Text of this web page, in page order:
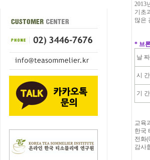
2013
기초
많은
* 브
날 짜
시 간
기 간
교육
한국
전화
감사